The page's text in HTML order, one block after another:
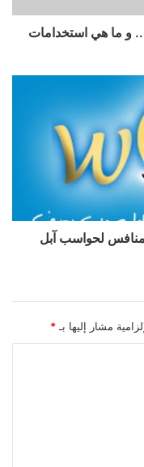
.. و ما هي استخدامات
مشار إليها بـ *